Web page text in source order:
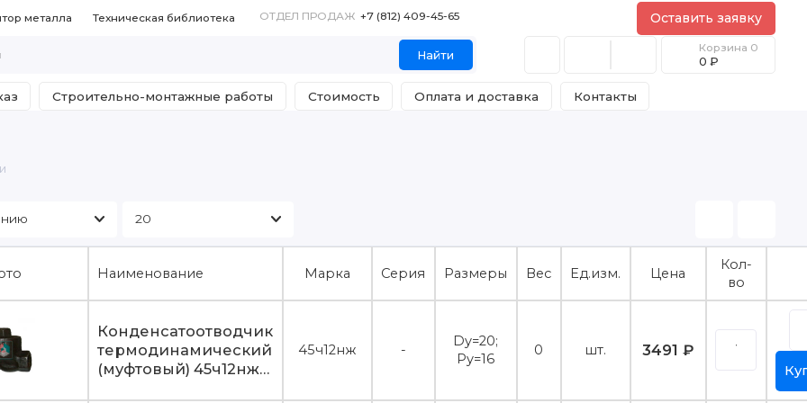
металла Техническая библиотека ОТДЕЛ ПРОДАЖ +7 (812) 409-45-65 Оставить заявку
Найти
Корзина 0
0 ₽
Строительно-монтажные работы Стоимость Оплата и доставка Контакты
Наименование Марка Серия Размеры Вес Ед.изм. Цена
Кол-
во
Конденсатоотводчик
термодинамический
(муфтовый) 45ч12нж
45ч12нж -
Dy=20;
Py=16
0 шт. 3491 ₽